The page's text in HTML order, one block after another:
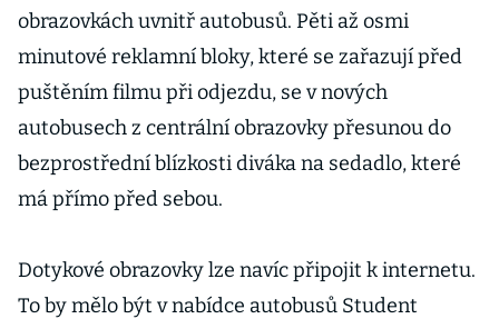
obrazovkách uvnitř autobusů. Pěti až osmi
minutové reklamní bloky, které se zařazují před
puštěním filmu při odjezdu, se v nových
autobusech z centrální obrazovky přesunou do
bezprostřední blízkosti diváka na sedadlo, které
má přímo před sebou.
Dotykové obrazovky lze navíc připojit k internetu.
To by mělo být v nabídce autobusů Student